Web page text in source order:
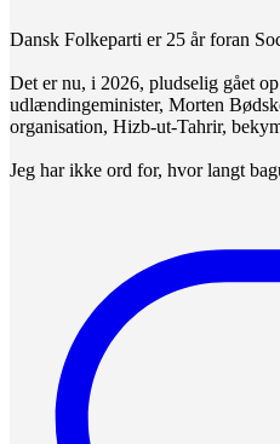
Dansk Folkeparti er 25 år foran
Det er nu, i 2026, pludselig gået
udlændingeminister, Morten
organisation, Hizb-ut-Tahrir,
Jeg har ikke ord for, hvor langt